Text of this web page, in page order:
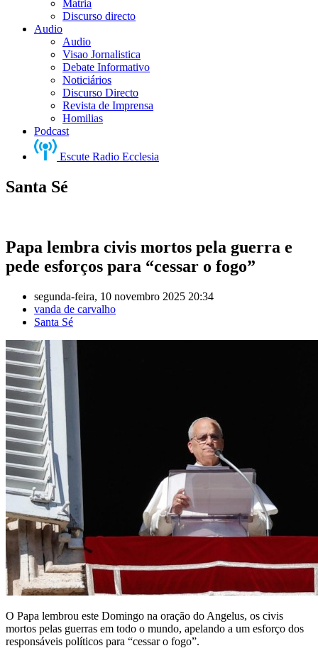
Matria
Discurso directo
Audio
Audio
Visao Jornalistica
Debate Informativo
Noticiários
Discurso Directo
Revista de Imprensa
Homilias
Podcast
Escute Radio Ecclesia
Santa Sé
Papa lembra civis mortos pela guerra e
pede esforços para “cessar o fogo”
segunda-feira, 10 novembro 2025 20:34
vanda de carvalho
Santa Sé
O Papa lembrou este Domingo na oração do Angelus, os civis
mortos pelas guerras em todo o mundo, apelando a um esforço dos
responsáveis políticos para “cessar o fogo”.